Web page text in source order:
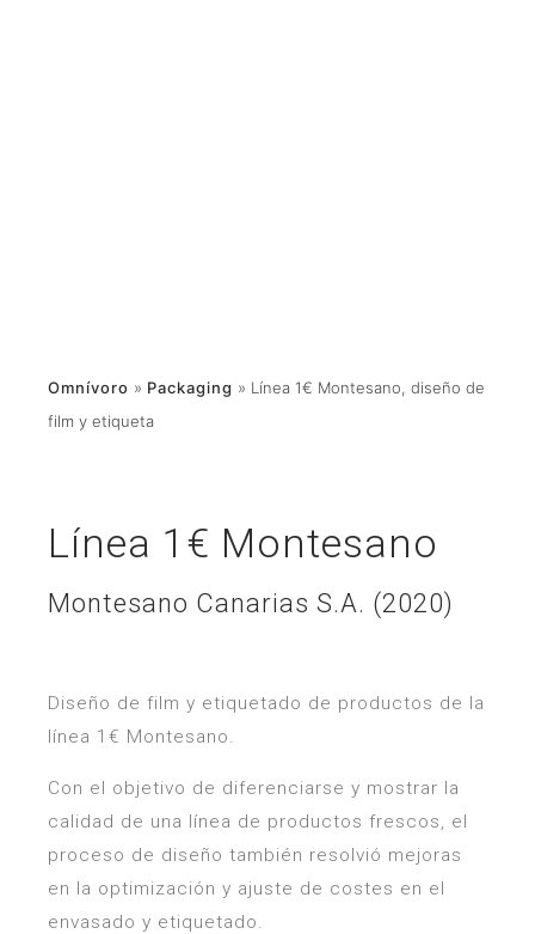
Omnívoro » Packaging » Línea 1€ Montesano, diseño de
film y etiqueta
Línea 1€ Montesano
Montesano Canarias S.A. (2020)
Diseño de film y etiquetado de productos de la
línea 1€ Montesano.
Con el objetivo de diferenciarse y mostrar la
calidad de una línea de productos frescos, el
proceso de diseño también resolvió mejoras
en la optimización y ajuste de costes en el
envasado y etiquetado.